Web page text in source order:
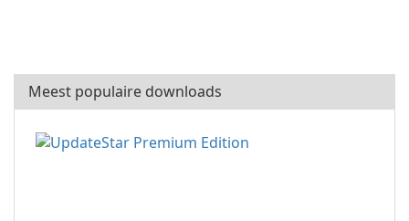
Meest populaire downloads